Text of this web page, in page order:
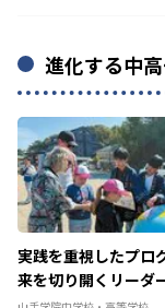
進化する中
実践を重視したプロ
来を切り開くリーダ